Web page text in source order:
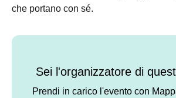
che portano con sé.
Sei l'organizzatore di
Prendi in carico l'evento con